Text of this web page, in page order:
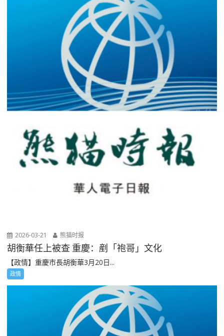
2026-03-21 熊猫时报
胡衡華任上被查 重慶：剷「袍哥」文化
【政情】重慶市長胡衡華3月20日...
政情